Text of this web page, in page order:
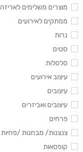
מוצרים משלימים לאריזה
ממתקים לאירועים
נרות
סטים
סלסלות
עיצוב אירועים
עיצובים
עיצובים ואביזרים
פרחים
צנצנות/ מבחנות /פחיות
קופסאות